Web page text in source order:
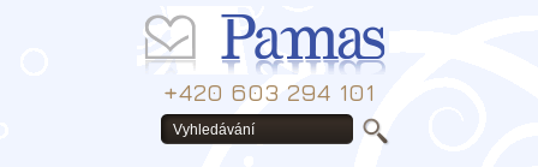
+420 603 294 101